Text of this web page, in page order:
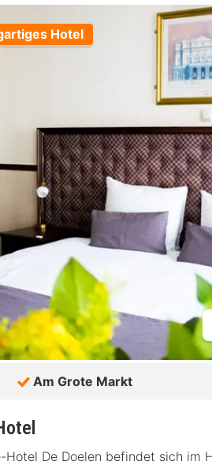
Hotel
Am Grote Markt
Hotel De Doelen befindet sich im